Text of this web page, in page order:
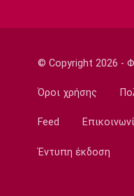
Ντόρτμουντ
© Copyright 2026 -
Όροι χρήσης
Feed
Έντυπη έκδοση